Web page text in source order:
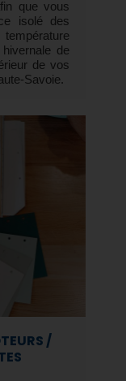
que vous
isolé des
de
de vos
Savoie.
/